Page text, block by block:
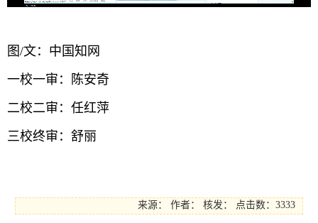
图/文：中国知网
一校一审：陈安奇
二校二审：任红萍
三校终审：舒丽
来源：作者：核发： 点击数：3333